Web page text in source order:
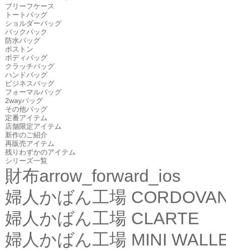
ブリーフケース
トートバッグ
ショルダーバッグ
バックパック
防水バッグ
ボストン
ボディバッグ
クラッチバッグ
ハンドバッグ
ビジネスバッグ
フォーマルバッグ
2wayバッグ
その他バッグ
定番アイテム
店舗限定アイテム
新作のご紹介
再販売アイテム
残りわずかのアイテム
シリーズ一覧
財布arrow_forward_ios
婦人かばん工場
婦人かばん工場 CLARTE
婦人かばん工場 MINI